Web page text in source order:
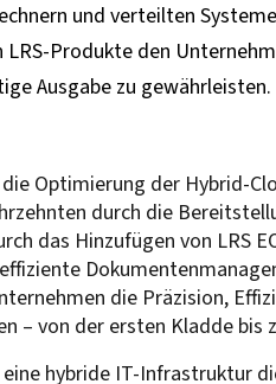
und verteilten
Produkte den
Ausgabe zu gewährleisten.
Optimierung der Hybrid-
durch die
das Hinzufügen von LRS
die Präzision,
– von der ersten Kladde bis
hybride IT-Infrastruktur